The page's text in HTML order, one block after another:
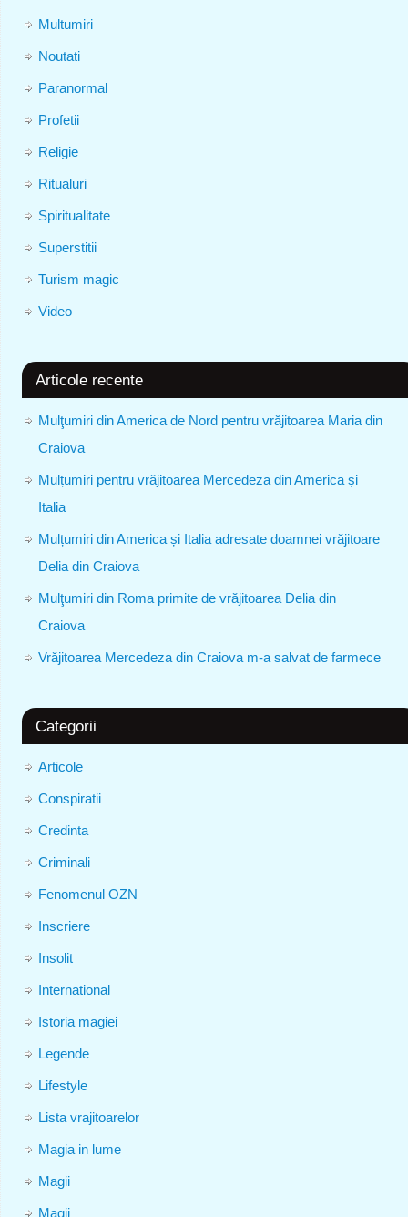
Multumiri
Noutati
Paranormal
Profetii
Religie
Ritualuri
Spiritualitate
Superstitii
Turism magic
Video
Articole recente
Mulţumiri din America de Nord pentru vrăjitoarea Maria din
Craiova
Mulțumiri pentru vrăjitoarea Mercedeza din America și
Italia
Mulțumiri din America și Italia adresate doamnei vrăjitoare
Delia din Craiova
Mulţumiri din Roma primite de vrăjitoarea Delia din
Craiova
Vrăjitoarea Mercedeza din Craiova m-a salvat de farmece
Categorii
Articole
Conspiratii
Credinta
Criminali
Fenomenul OZN
Inscriere
Insolit
International
Istoria magiei
Legende
Lifestyle
Lista vrajitoarelor
Magia in lume
Magii
Magii